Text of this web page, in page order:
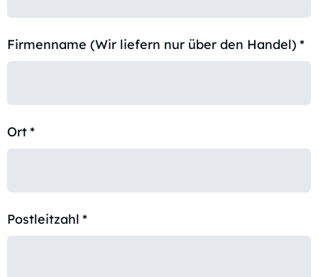
Firmenname (Wir liefern nur über den Handel) *
Ort*
Postleitzahl *